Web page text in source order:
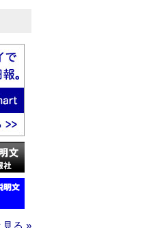
見る »